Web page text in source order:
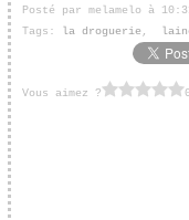
Posté par melamelo à
Tags: la droguerie ,
Vous aimez ?